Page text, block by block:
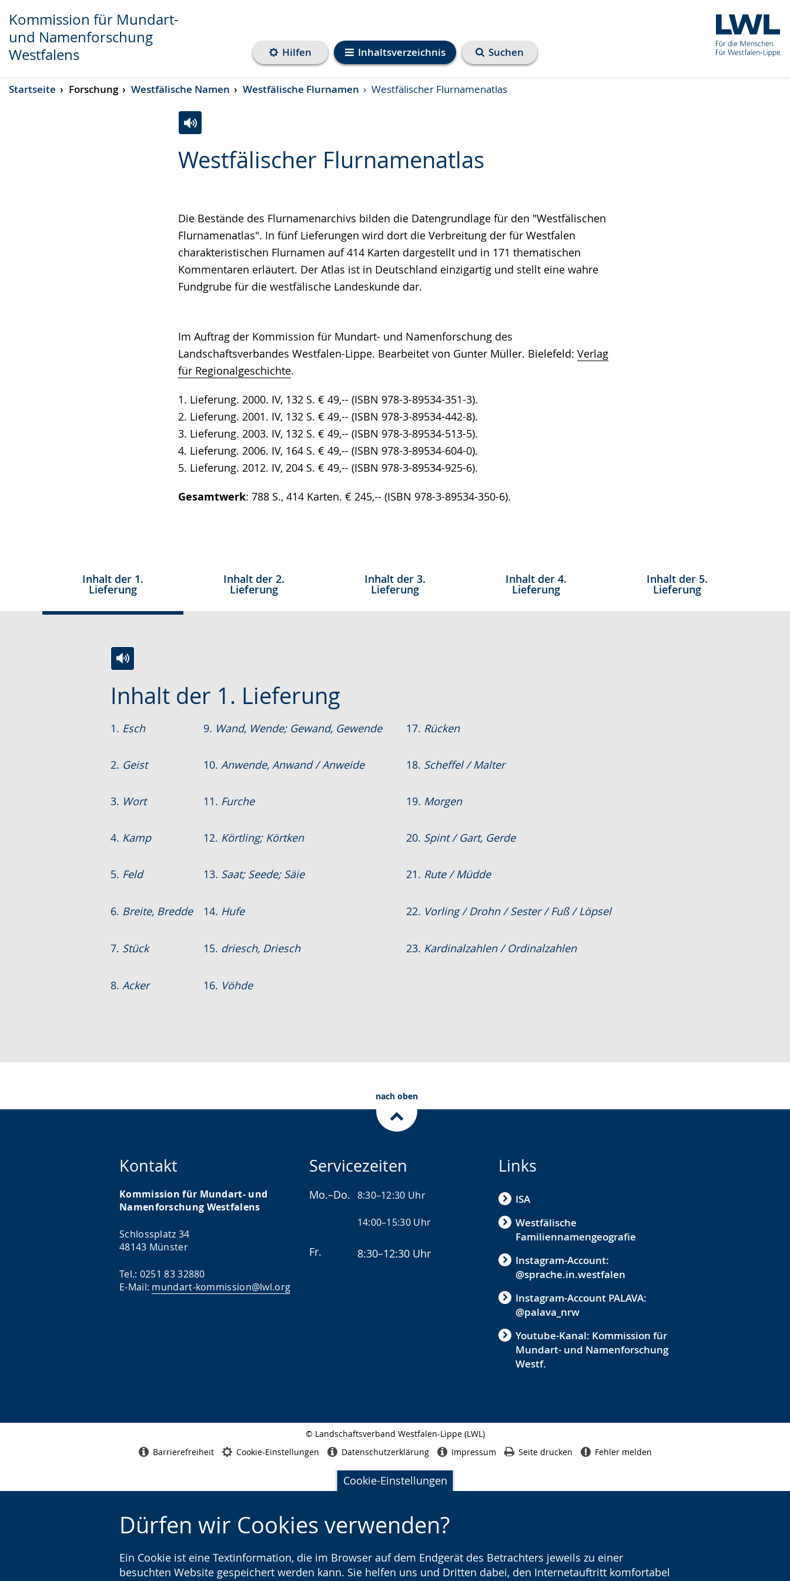
Transkript anzeigen
Abspielen
Pausieren
Kommission für Mundart-
und Namenforschung
Westfalens
Inhaltsverzeichnis
Hilfen Suchen
Cookie-Einstellungen
Dürfen wir Cookies verwenden?
Ein Cookie ist eine Textinformation, die im Browser auf dem Endgerät des Betrachters jeweils zu einer
besuchten Website gespeichert werden kann. Sie helfen uns und Dritten dabei, den Internetauftritt komfortabel
Startseite Forschung Westfälische Namen Westfälische Flurnamen Westfälischer Flurnamenatlas
Westfälischer Flurnamenatlas
Die Bestände des Flurnamenarchivs bilden die Datengrundlage für den "Westfälischen
Flurnamenatlas". In fünf Lieferungen wird dort die Verbreitung der für Westfalen
charakteristischen Flurnamen auf 414 Karten dargestellt und in 171 thematischen
Kommentaren erläutert. Der Atlas ist in Deutschland einzigartig und stellt eine wahre
Fundgrube für die westfälische Landeskunde dar.
Im Auftrag der Kommission für Mundart- und Namenforschung des
Landschaftsverbandes Westfalen-Lippe. Bearbeitet von Gunter Müller. Bielefeld: Verlag
für Regionalgeschichte.
1. Lieferung. 2000. IV, 132 S. € 49,-- (ISBN 978-3-89534-351-3).
2. Lieferung. 2001. IV, 132 S. € 49,-- (ISBN 978-3-89534-442-8).
3. Lieferung. 2003. IV, 132 S. € 49,-- (ISBN 978-3-89534-513-5).
4. Lieferung. 2006. IV, 164 S. € 49,-- (ISBN 978-3-89534-604-0).
5. Lieferung. 2012. IV, 204 S. € 49,-- (ISBN 978-3-89534-925-6).
Gesamtwerk: 788 S., 414 Karten. € 245,-- (ISBN 978-3-89534-350-6).
Leichten
Audio-
Video
Gebärdensprache
wird
angezeigt.
Inhalt der 1.
Lieferung
Inhalt der 2.
Lieferung
Inhalt der 3.
Lieferung
Inhalt der 4.
Lieferung
Inhalt der 5.
Lieferung
Inhalt der 1. Lieferung
1. Esch 9. Wand, Wende; Gewand, Gewende 17. Rücken
2. Geist 10. Anwende, Anwand / Anweide 18. Scheffel / Malter
3. Wort 11. Furche 19. Morgen
4. Kamp 12. Körtling; Körtken 20. Spint / Gart, Gerde
5. Feld 13. Saat; Seede; Säie 21. Rute / Müdde
6. Breite, Bredde 14. Hufe 22. Vorling / Drohn / Sester / Fuß / Löpsel
7. Stück 15. driesch, Driesch 23. Kardinalzahlen / Ordinalzahlen
8. Acker 16. Vöhde
Leichten
wechseln.
Audio-
Video
Deutscher
wird
nach oben
Kontakt
Kommission für Mundart- und
Namenforschung Westfalens
Schlossplatz 34
48143 Münster
Tel.: 0251 83 32880
E-Mail: mundart-kommission@lwl.org
Servicezeiten
Mo.–Do. 8:30–12:30 Uhr
14:00–15:30 Uhr
Fr. 8:30–12:30 Uhr
Links
ISA
Westfälische
Familiennamengeografie
Instagram-Account:
@sprache.in.westfalen
Instagram-Account PALAVA:
@palava_nrw
Youtube-Kanal: Kommission für
Mundart- und Namenforschung
Westf.
© Landschaftsverband Westfalen-Lippe (LWL)
Barrierefreiheit Cookie-Einstellungen Datenschutzerklärung Impressum Seite drucken Fehler melden